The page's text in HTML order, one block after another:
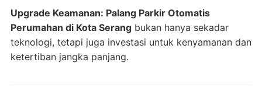
Upgrade Keamanan: Palang Parkir Otomatis
Perumahan di Kota Serangbukan hanya sekadar
teknologi, tetapi juga investasi untuk kenyamanan dan
ketertiban jangka panjang.